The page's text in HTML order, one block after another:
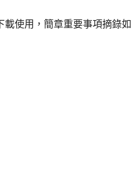
載使用，簡章重要事項摘錄如